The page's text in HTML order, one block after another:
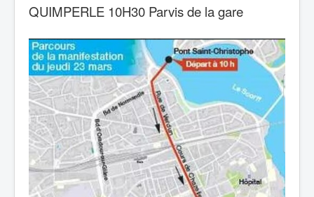
QUIMPERLE 10H30 Parvis de la gare